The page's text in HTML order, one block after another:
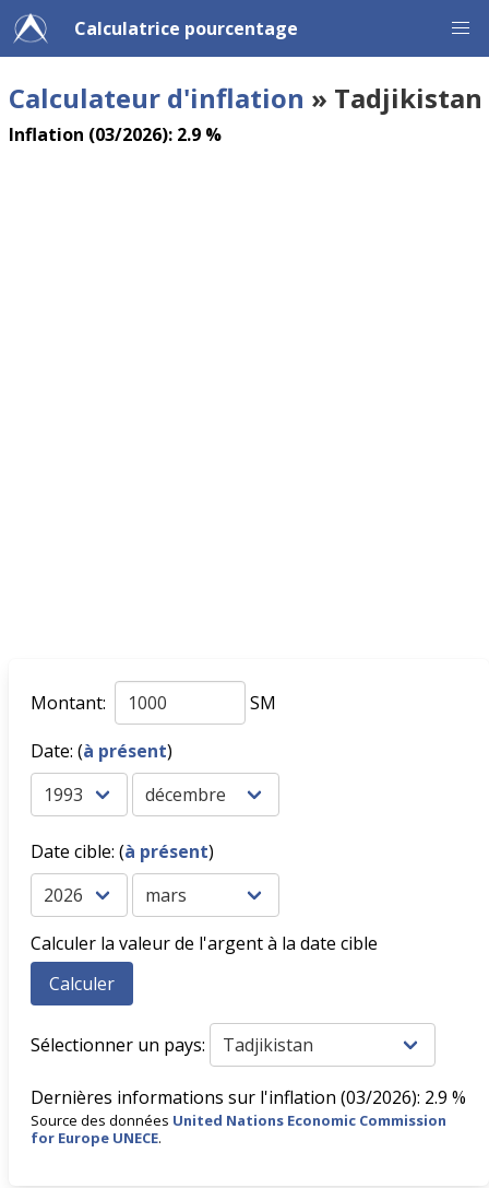
Calculatrice pourcentage
Calculateur d'inflation » Tadjikistan
Inflation (03/2026): 2.9 %
Montant:
SM
Date: (à présent)
Date cible: (à présent)
Calculer la valeur de l'argent à la date cible
Sélectionner un pays:
Dernières informations sur l'inflation (03/2026): 2.9 %
Source des données United Nations Economic Commission
for Europe UNECE.